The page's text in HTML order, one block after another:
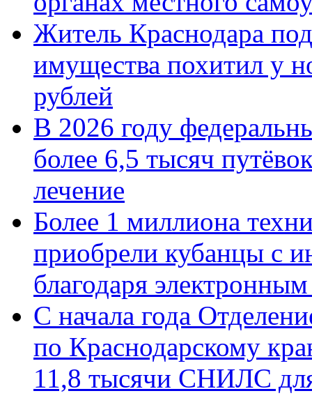
Житель Краснодара
имущества похитил у
рублей
В 2026 году
более 6,5 тысяч
лечение
Более 1 миллиона
приобрели кубанцы с
благодаря
С начала года
по Краснодарскому
11,8 тысячи СНИЛС